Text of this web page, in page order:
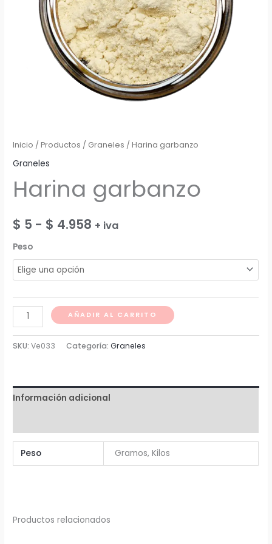
Inicio /Productos / Graneles / Harina garbanzo
Graneles
Harina garbanzo
$ 5 - $ 4.958 Rango
desde
$ 5
hasta
+ iva
Peso
Harina
garbanzo
cantidad
AÑADIR AL CARRITO
SKU:Ve033 Categoría:Graneles
Información adicional
Peso Gramos, Kilos
Productos relacionados